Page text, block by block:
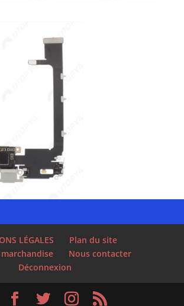
LÉGALES
Plan du site
Nous contacter
Déconnexion